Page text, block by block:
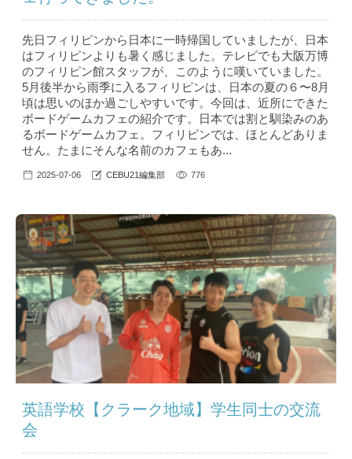
先日フィリピンから日本に一時帰国していましたが、日本
はフィリピンよりも暑く感じました。テレビでも大阪万博
のフィリピン館スタッフが、このように嘆いていました。
5月後半から雨季に入るフィリピンは、日本の夏の６〜8月
頃は思いのほか過ごしやすいです。今回は、近所にできた
ボードゲームカフェの紹介です。日本では割と馴染みのあ
るボードゲームカフェ。フィリピンでは、ほとんどありま
せん。たまにそんな名前のカフェもあ...
2025-07-06 CEBU21編集部 776
英語学校【クラーク地域】学生同士の交流
会